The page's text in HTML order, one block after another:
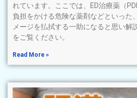
れています。ここでは、ED治療薬（
負担をかける危険な薬剤などといった
メージを払拭する一助になると思い解
をご覧ください。
Read More »